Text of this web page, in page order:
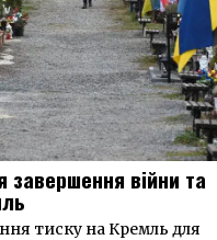
війни та
тиску на Кремль для